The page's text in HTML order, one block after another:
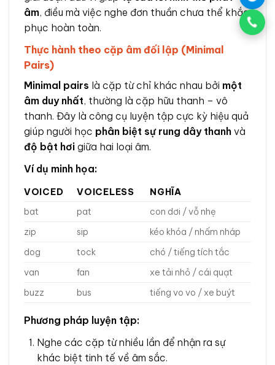
âm, điều mà việc nghe đơn thuần chưa thể khắc
phục hoàn toàn.
Thực hành theo cặp âm đối lập (Minimal
Pairs)
Minimal pairs là cặp từ chỉ khác nhau bởi một
âm duy nhất, thường là cặp hữu thanh – vô
thanh. Đây là công cụ luyện tập cực kỳ hiệu quả
giúp người học phân biệt sự rung dây thanh và
độ bật hơi giữa hai loại âm.
Ví dụ minh họa:
VOICED VOICELESS
NGHĨA
bat
pat
con dơi / vỗ nhẹ
zip
sip
kéo khóa / nhấm nháp
dog
tock
chó / tiếng tích tắc
van
fan
xe tải nhỏ / cái quạt
buzz
bus tiếng vo vo / xe buýt
Phương pháp luyện tập:
Nghe các cặp từ nhiều lần để nhận ra sự
khác biệt tinh tế về âm sắc.